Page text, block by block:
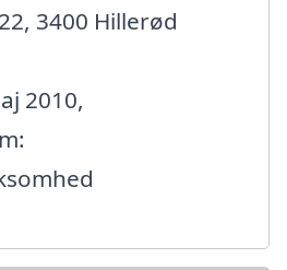
3400 Hillerød
2010,